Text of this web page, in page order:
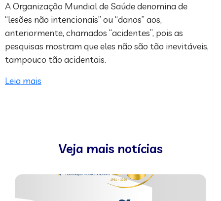
A Organização Mundial de Saúde denomina de
“lesões não intencionais” ou “danos” aos,
anteriormente, chamados “acidentes”, pois as
pesquisas mostram que eles não são tão inevitáveis,
tampouco tão acidentais.
Leia mais
Veja mais notícias